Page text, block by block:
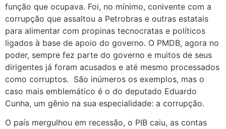
função que ocupava. Foi, no mínimo, conivente com a
corrupção que assaltou a Petrobras e outras estatais
para alimentar com propinas tecnocratas e políticos
ligados à base de apoio do governo. O PMDB, agora no
poder, sempre fez parte do governo e muitos de seus
dirigentes já foram acusados e até mesmo processados
como corruptos. São inúmeros os exemplos, mas o
caso mais emblemático é o do deputado Eduardo
Cunha, um gênio na sua especialidade: a corrupção.
O país mergulhou em recessão, o PIB caiu, as contas